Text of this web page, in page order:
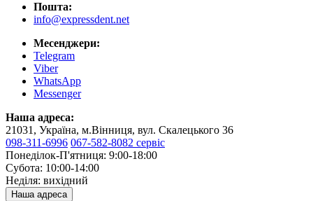
Пошта:
info@expressdent.net
Месенджери:
Telegram
Viber
WhatsApp
Messenger
Наша адреса:
21031, Україна, м.Вінниця, вул. Скалецького 36
098-311-6996 067-582-8082 сервіс
Понеділок-П'ятниця: 9:00-18:00
Субота: 10:00-14:00
Неділя: вихідний
Наша адреса